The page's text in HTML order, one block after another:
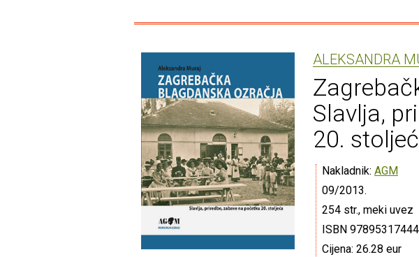
ALEKSANDRA
Slavlja,
20.
Nakladnik: AGM
09/2013.
254 str., meki uvez
ISBN
Cijena: 26.28 eur